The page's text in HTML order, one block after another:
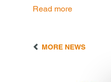
Read more
MORE NEWS